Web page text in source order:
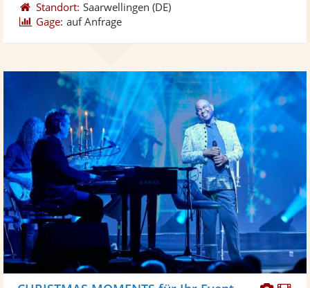
Standort: Saarwellingen (DE)
Gage: auf Anfrage